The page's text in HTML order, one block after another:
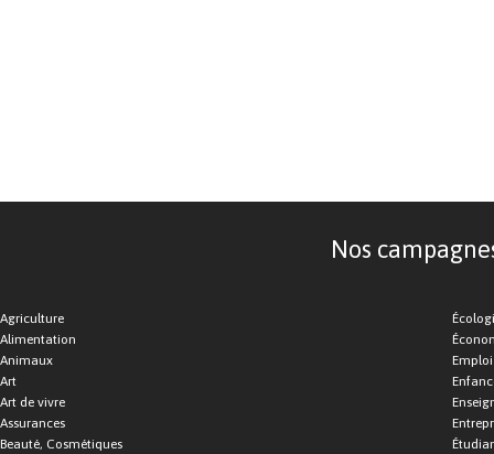
Nos
Agriculture
Alimentation
Animaux
Art
Art de vivre
Assurances
Beauté, Cosmétiques
Emploi